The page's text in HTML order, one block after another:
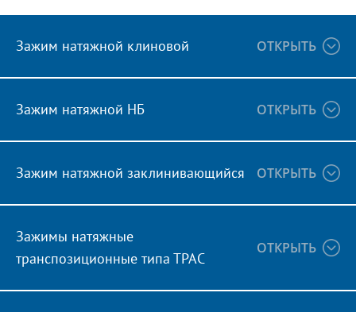
Зажим натяжной клиновой ОТКРЫТЬ
Зажим натяжной НБ ОТКРЫТЬ
Зажим натяжной заклинивающийся ОТКРЫТЬ
Зажимы натяжные
транспозиционные типа ТРАС
ОТКРЫТЬ